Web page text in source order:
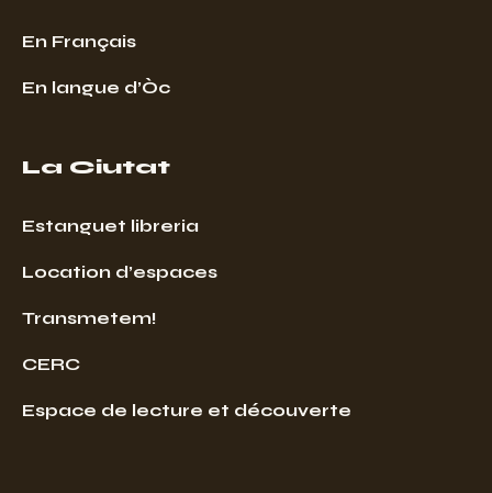
En Français
En langue d’Òc
La Ciutat
Estanguet libreria
Location d’espaces
Transmetem!
CERC
Espace de lecture et découverte